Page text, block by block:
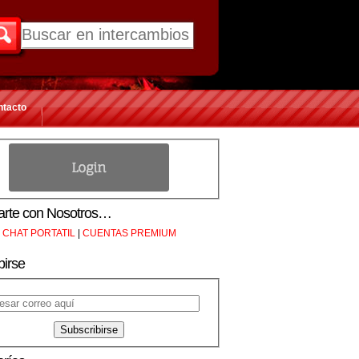
con Nosotros…
CHAT PORTATIL | CUENTAS PREMIUM